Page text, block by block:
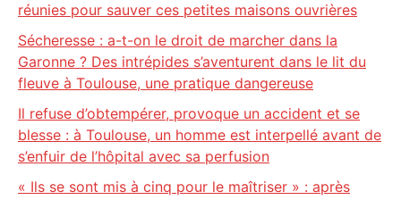
réunies pour sauver ces petites maisons ouvrières
Sécheresse : a-t-on le droit de marcher dans la
Garonne ? Des intrépides s’aventurent dans le lit du
fleuve à Toulouse, une pratique dangereuse
Il refuse d’obtempérer, provoque un accident et se
blesse : à Toulouse, un homme est interpellé avant de
s’enfuir de l’hôpital avec sa perfusion
« Ils se sont mis à cinq pour le maîtriser » : après